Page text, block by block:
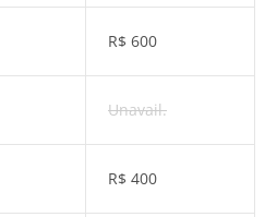
R$ 600
Unavail.
R$ 400